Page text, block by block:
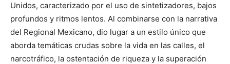
Unidos, caracterizado por el uso de sintetizadores, bajos
profundos y ritmos lentos. Al combinarse con la narrativa
del Regional Mexicano, dio lugar a un estilo único que
aborda temáticas crudas sobre la vida en las calles, el
narcotráfico, la ostentación de riqueza y la superación